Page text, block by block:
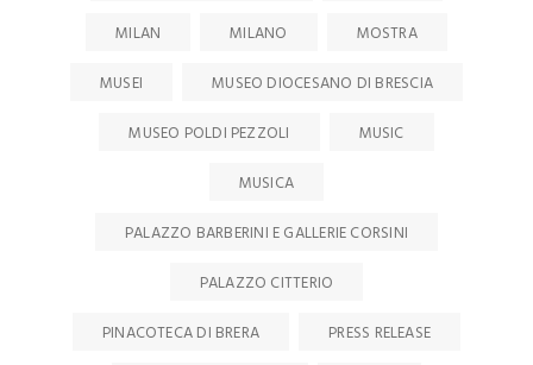
MILAN
MILANO
MOSTRA
MUSEI
MUSEO DIOCESANO DI BRESCIA
MUSEO POLDI PEZZOLI
MUSIC
MUSICA
PALAZZO BARBERINI E GALLERIE CORSINI
PALAZZO CITTERIO
PINACOTECA DI BRERA
PRESS RELEASE